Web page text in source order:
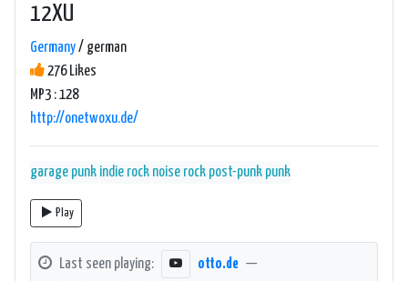
12XU
Germany/ german
276 Likes
MP3 : 128
http://onetwoxu.de/
garage punk indie rock noise rock post-punk punk
Play
Last seen playing: otto.de —